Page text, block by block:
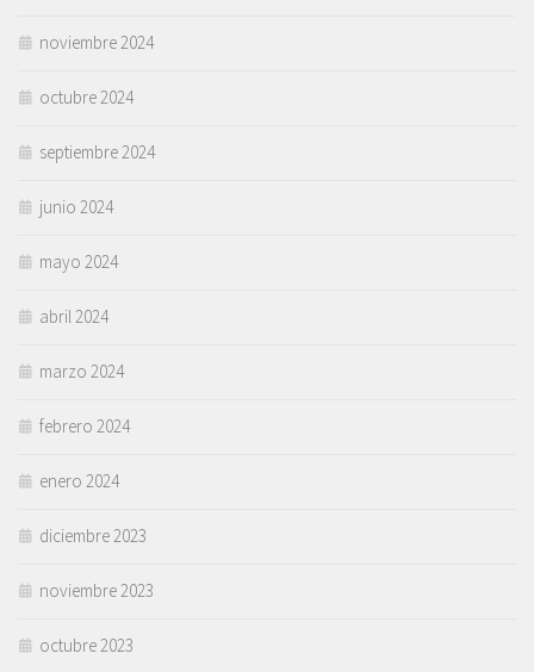
noviembre 2024
octubre 2024
septiembre 2024
junio 2024
mayo 2024
abril 2024
marzo 2024
febrero 2024
enero 2024
diciembre 2023
noviembre 2023
octubre 2023